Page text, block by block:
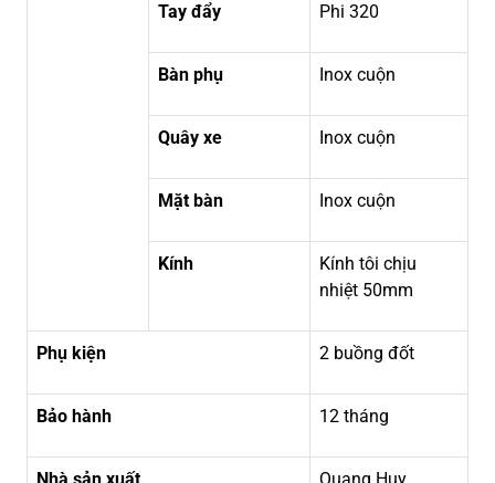
Tay đẩy Phi 320
Bàn phụ Inox cuộn
Quây xe Inox cuộn
Mặt bàn Inox cuộn
Kính
Kính tôi chịu
nhiệt 50mm
Phụ kiện 2 buồng đốt
Bảo hành 12 tháng